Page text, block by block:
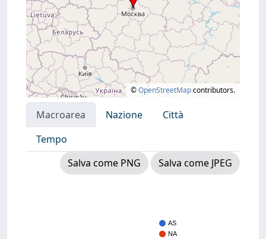
©OpenStreetMapcontributors.
Macroarea Nazione
Città
Tempo
Salva come PNG
Salva come JPEG
AS
NA